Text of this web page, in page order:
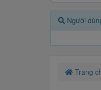
Người
Trang